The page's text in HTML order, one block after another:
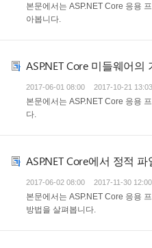
본문에서는 ASP.NET Core 응용
아봅니다.
ASP.NET Core 미들웨어의
2017-06-01 08:00 2017-10-21 13:03
본문에서는 ASP.NET Core 응용
다.
ASP.NET Core에서 정적
2017-06-02 08:00 2017-11-30 12:00
본문에서는 ASP.NET Core 응용
방법을 살펴봅니다.